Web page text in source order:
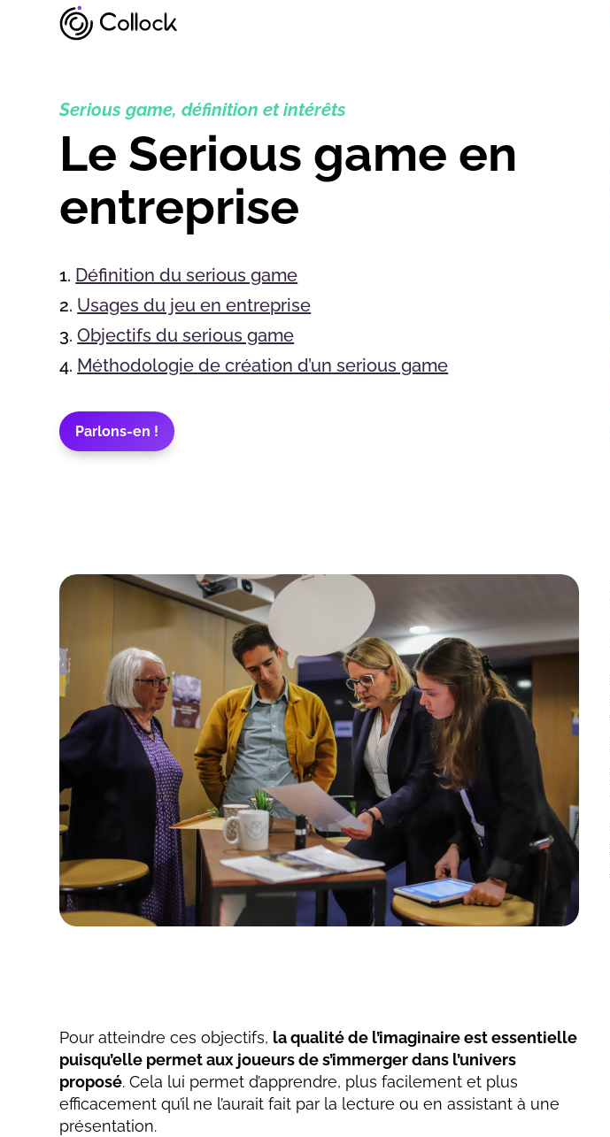
Serious game, définition et intérêts
Le Serious game en
entreprise
Définition du serious game
Usages du jeu en entreprise
Objectifs du serious game
Méthodologie de création d’un serious game
Parlons-en !
Pour atteindre ces objectifs, la qualité de l’imaginaire est essentielle
puisqu’elle permet aux joueurs de s’immerger dans l’univers
proposé. Cela lui permet d’apprendre, plus facilement et plus
efficacement qu’il ne l’aurait fait par la lecture ou en assistant à une
présentation.